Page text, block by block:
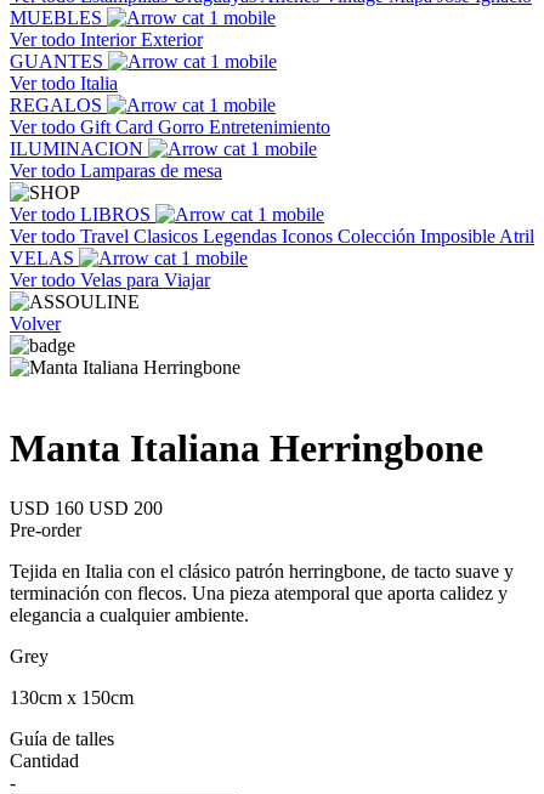
MUEBLES
Ver todo InteriorExterior
GUANTES
Ver todo Italia
REGALOS
Ver todo Gift Card Gorro Entretenimiento
ILUMINACION
Ver todo Lamparas de mesa
Ver todo LIBROS
Ver todo Travel Clasicos Legendas Iconos Colección Imposible Atril
VELAS
Ver todo Velas para Viajar
Volver
Manta Italiana Herringbone
USD 160 USD 200
Pre-order
Tejida en Italia con el clásico patrón herringbone, de tacto suave y
terminación con flecos. Una pieza atemporal que aporta calidez y
elegancia a cualquier ambiente.
Grey
130cm x 150cm
Guía de talles
Cantidad
-